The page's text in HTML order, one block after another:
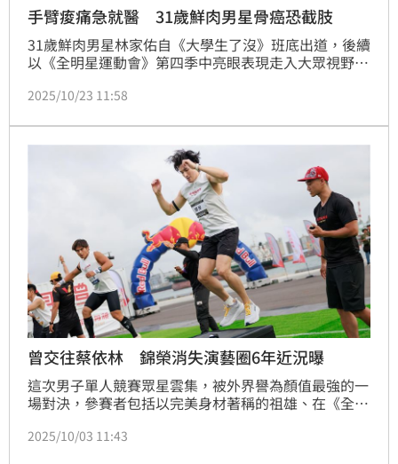
手臂痠痛急就醫 31歲鮮肉男星骨癌恐截肢
31歲鮮肉男星林家佑自《大學生了沒》班底出道，後續
以《全明星運動會》第四季中亮眼表現走入大眾視野，
醫，原以為只是肌肉拉傷，直到症狀加劇後，再求醫竟
公分疤痕。蔡維歆
2025/10/23 11:58
曾交往蔡依林 錦榮消失演藝圈6年近況曝
這次男子單人競賽眾星雲集，被外界譽為顏值最強的一
場對決，參賽者包括以完美身材著稱的祖雄、在《全明
孫其君，以及久違回歸的大帥哥錦榮。主播蔡尚樺看到
2025/10/03 11:43